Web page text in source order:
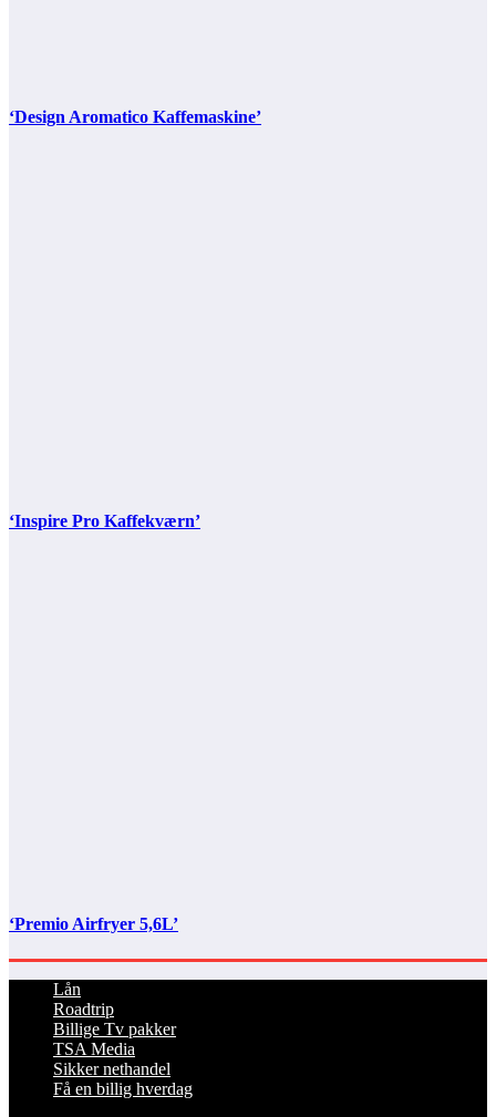
‘Design Aromatico Kaffemaskine’
‘Inspire Pro Kaffekværn’
‘Premio Airfryer 5,6L’
Lån
Roadtrip
Billige Tv pakker
TSA Media
Sikker nethandel
Få en billig hverdag